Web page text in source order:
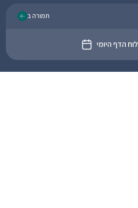
לוח הדף היומי
תמורה ב